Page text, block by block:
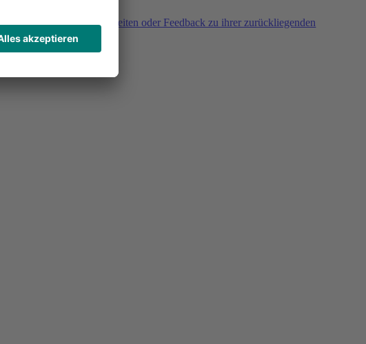
Sie haben Fragen, Unklarheiten oder Feedback zu ihrer zurückliegenden
Buchung?